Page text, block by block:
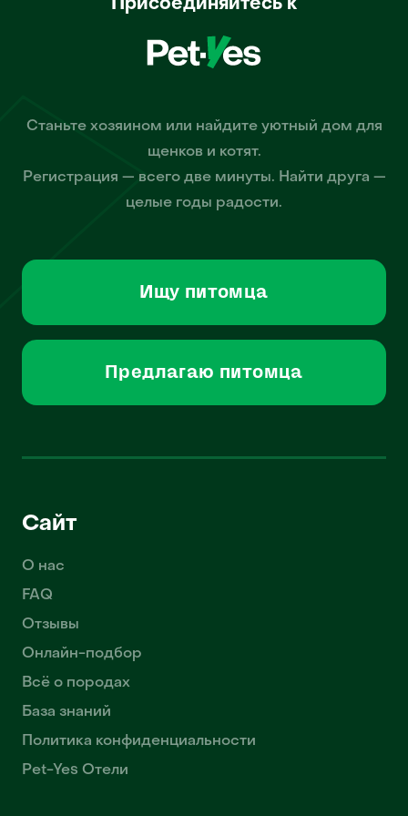
Присоединяйтесь к
Станьте хозяином или найдите уютный дом для
щенков и котят.
Регистрация — всего две минуты. Найти друга —
целые годы радости.
Ищу питомца
Предлагаю питомца
Сайт
О нас
FAQ
Отзывы
Онлайн-подбор
Всё о породах
База знаний
Политика конфиденциальности
Pet-Yes Отели